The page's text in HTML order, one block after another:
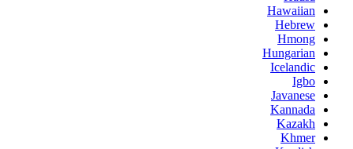
Hawaiian
Hebrew
Hmong
Hungarian
Icelandic
Igbo
Javanese
Kannada
Kazakh
Khmer